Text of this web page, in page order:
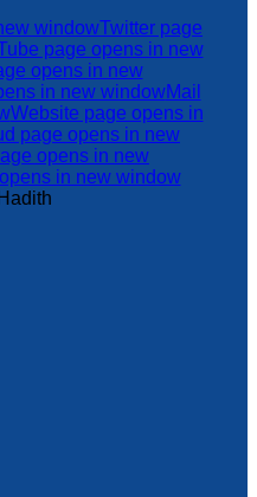
windowTwitter page
page opens in new
opens in new
in new windowMail
Website page opens in
page opens in new
opens in new
in new window